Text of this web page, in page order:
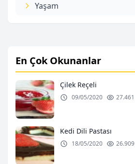
Yaşam
En Çok Okunanlar
Çilek Reçeli
09/05/2020 27.461
Kedi Dili Pastası
18/05/2020 26.909